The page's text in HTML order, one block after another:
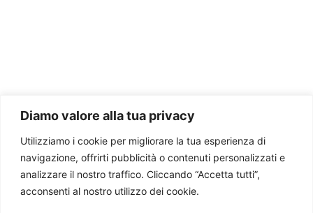
Diamo valore alla tua privacy
Utilizziamo i cookie per migliorare la tua esperienza di
navigazione, offrirti pubblicità o contenuti personalizzati e
analizzare il nostro traffico. Cliccando “Accetta tutti”,
acconsenti al nostro utilizzo dei cookie.